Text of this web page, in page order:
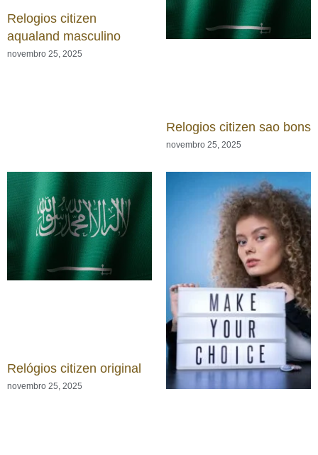
Relogios citizen
aqualand masculino
novembro 25, 2025
Relogios citizen sao bons
novembro 25, 2025
Relógios citizen original
novembro 25, 2025